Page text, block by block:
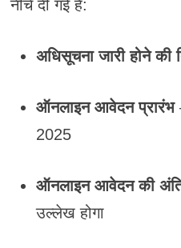
नीचे दी गई हैं:
अधिसूचना जारी होने की
ऑनलाइन आवेदन प्रारंभ
2025
ऑनलाइन आवेदन की
उल्लेख होगा